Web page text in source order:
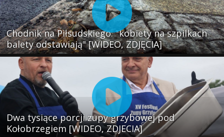
Chodnik na Piłsudskiego: "kobiety na szpilkach
balety odstawiają" [WIDEO, ZDJĘCIA]
Dwa tysiące porcji zupy grzybowej pod
Kołobrzegiem [WIDEO, ZDJECIA]